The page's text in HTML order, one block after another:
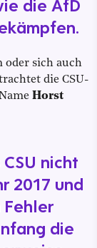
die AfD
oder sich auch
die CSU-
Horst
nicht
2017 und
Fehler
die